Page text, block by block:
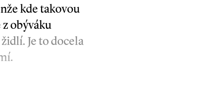
kde takovou
obýváku
Je to docela